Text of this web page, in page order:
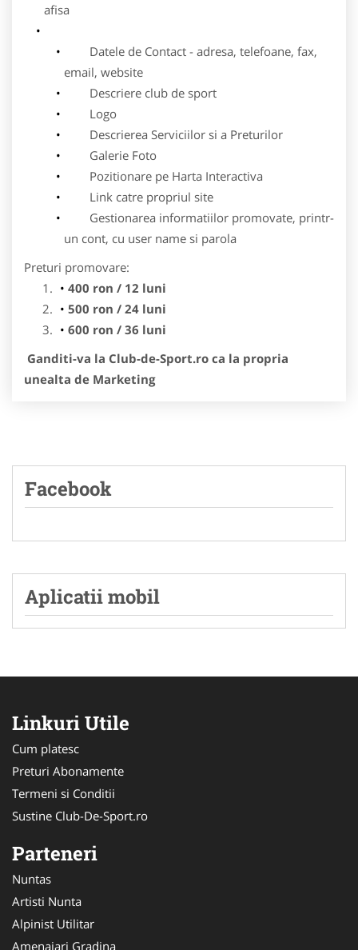
afisa
Datele de Contact - adresa, telefoane, fax,
email, website
Descriere club de sport
Logo
Descrierea Serviciilor si a Preturilor
Galerie Foto
Pozitionare pe Harta Interactiva
Link catre propriul site
Gestionarea informatiilor promovate, printr-
un cont, cu user name si parola
Preturi promovare:
400 ron / 12 luni
500 ron / 24 luni
600 ron / 36 luni
Ganditi-va la Club-de-Sport.ro ca la propria
unealta de Marketing
Facebook
Aplicatii mobil
Linkuri Utile
Cum platesc
Preturi Abonamente
Termeni si Conditii
Sustine Club-De-Sport.ro
Parteneri
Nuntas
Artisti Nunta
Alpinist Utilitar
Amenajari Gradina